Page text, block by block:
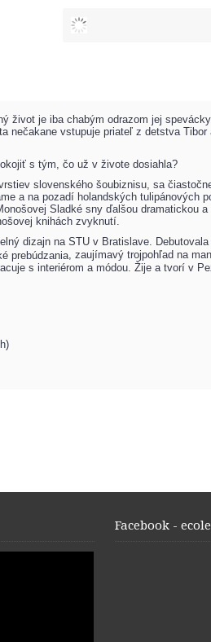
život je iba chabým odrazom jej
nečakane vstupuje priateľ z detstva
s tým, čo už v živote dosiahla?
slovenského šoubiznisu, sa
a na pozadí holandských tulipánových
Sladké sny ďalšou dramatickou
knihách zvyknutí.
dizajn na STU v Bratislave.
prebúdzania , zaujímavý trojpohľad na
s interiérom a módou. Žije a tvorí v
Facebook -